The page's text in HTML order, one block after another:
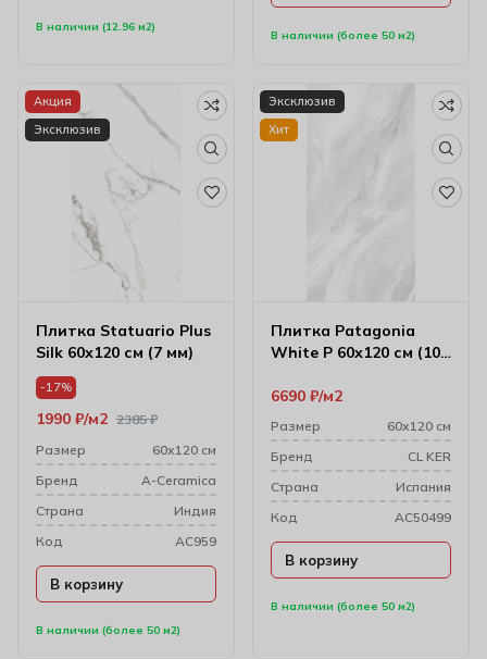
В наличии (12.96 м2)
В наличии (более 50 м2)
Акция
Эксклюзив
Плитка Statuario Plus
Silk 60х120 см (7 мм)
В наличии (более 50 м2)
-17%
2385₽
1990 ₽ м2
Размер
60х120 см
Бренд
A-Ceramica
Cтрана
Индия
Код
AC959
В корзину
Эксклюзив
Хит
Плитка Patagonia
White P 60х120 см (10
В наличии (более 50 м2)
6690 ₽ м2
Размер
60х120 см
Бренд
CL KER
Cтрана
Испания
Код
AC50499
В корзину